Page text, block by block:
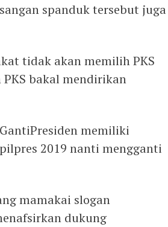
spanduk tersebut juga
tidak akan memilih PKS
bakal mendirikan
memiliki
2019 nanti mengganti
mamakai slogan
dukung